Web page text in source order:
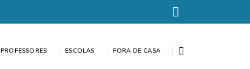
PROFESSORES ESCOLAS FORA DE CASA